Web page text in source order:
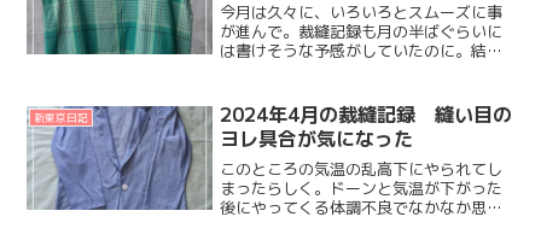
今月は久々に、いろいろとスムーズに事
が進んで。裁縫記録も月の半ばぐらいに
は書けそうな予感がしていたのに。結
に、６月の振り返り。６月完成品の写真
は記録として残っているので...
新東京日記
2024年4月の裁縫記録 縫い目の
ヨレ具合が気になった
このところの気温の乱高下にやられてし
まったらしく。ドーンと気温が下がった
後にやってくる体調不良でなかなか思う